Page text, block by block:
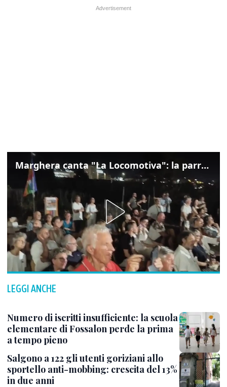
Marghera canta "La Locomotiva": la parrocchia della Cita ricorda Guccini
LEGGI ANCHE
Numero di iscritti insufficiente: la scuola
elementare di Fossalon perde la prima
a tempo pieno
Salgono a 122 gli utenti goriziani allo
sportello anti-mobbing: crescita del 13%
in due anni